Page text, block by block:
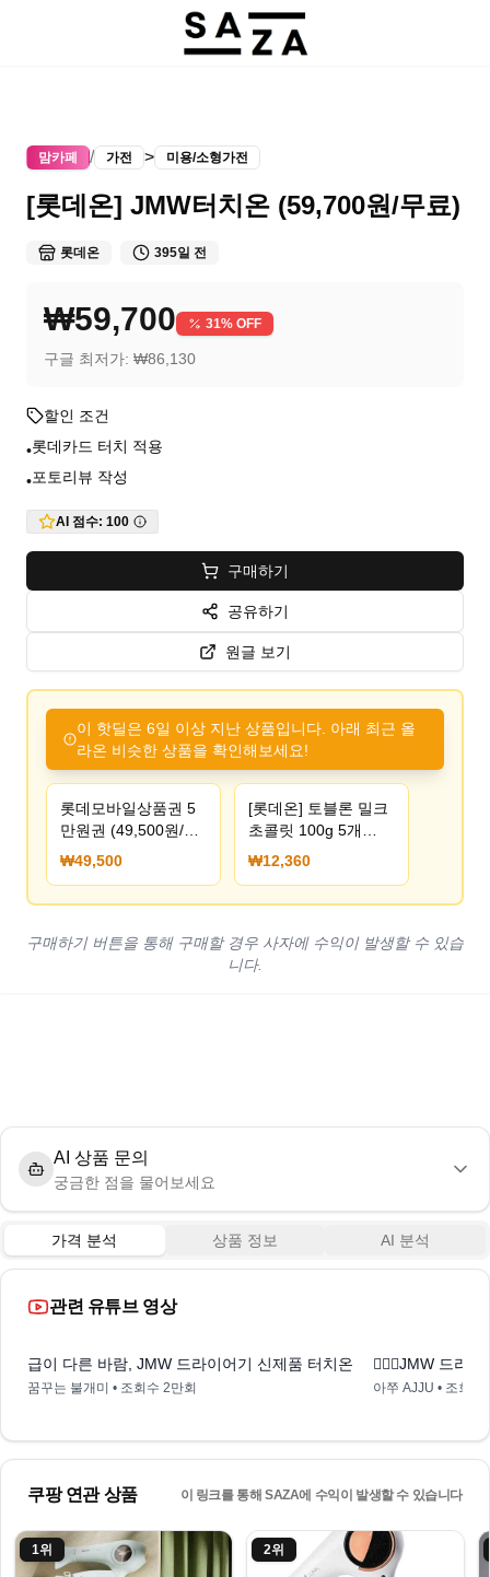
맘카페 / 가전 > 미용/소형가전
[롯데온] JMW터치온 (59,700원/무료)
롯데온 395일 전
₩59,700 31% OFF
구글 최저가: ₩86,130
할인 조건
•롯데카드 터치 적용
•포토리뷰 작성
AI 점수: 100
구매하기
공유하기
원글 보기
이 핫딜은 6일 이상 지난 상품입니다. 아래 최근 올
라온 비슷한 상품을 확인해보세요!
롯데모바일상품권 5
만원권 (49,500원/무
료)
₩49,500
[롯데온] 토블론 밀크
초콜릿 100g 5개
(12,360원) (무료)
₩12,360
구매하기 버튼을 통해 구매할 경우 사자에 수익이 발생할 수 있습
니다.
AI 상품 문의
궁금한 점을 물어보세요
가격 분석 상품 정보 AI 분석
관련 유튜브 영상
급이 다른 바람, JMW 드라이어기 신제품 터치온 MCS6001A
꿈꾸는 불개미 • 조회수 2만회
💁🏻‍♀️JMW 드라
아쭈 AJJU • 조회수
쿠팡 연관 상품 이 링크를 통해 SAZA에 수익이 발생할 수 있습니다
1위 2위